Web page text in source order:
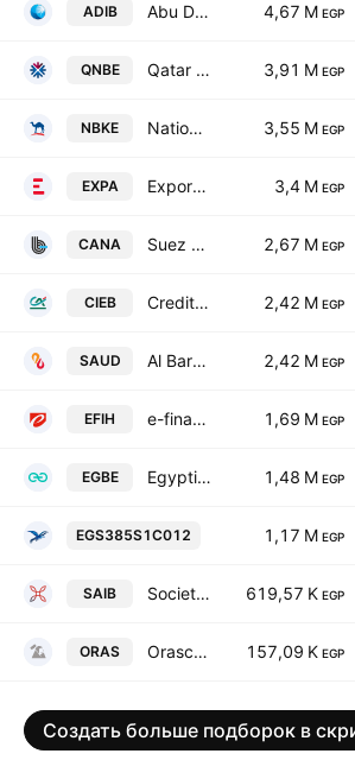
ADIB Abu Dhabi Islamic Bank-Egypt 4,67 M EGP
QNBE Qatar National Bank 3,91 M EGP
NBKE National Bank of Kuwait - Egypt 3,55 M EGP
EXPA Export Development Bank of Egypt 3,4 M EGP
CANA Suez Canal Bank SAE 2,67 M EGP
CIEB Credit Agricole Egypt 2,42 M EGP
SAUD Al Baraka Bank Egypt 2,42 M EGP
EFIH e-finance for Digital and Financial Investments S.A.E. 1,69 M EGP
EGBE Egyptian Gulf Bank 1,48 M EGP
EGS385S1C012 Ferchem Misr
1,17 M EGP
SAIB Societe Arabe Internationale de Banque 619,57 K EGP
ORAS Orascom Construction Plc 157,09 K EGP
Создать больше подборок в